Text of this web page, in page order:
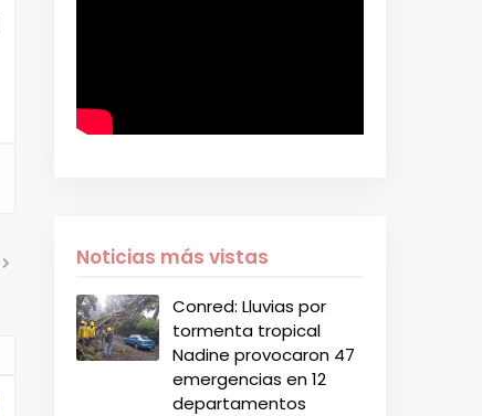
Noticias más vistas
Conred: Lluvias por
tormenta tropical
Nadine provocaron 47
emergencias en 12
departamentos